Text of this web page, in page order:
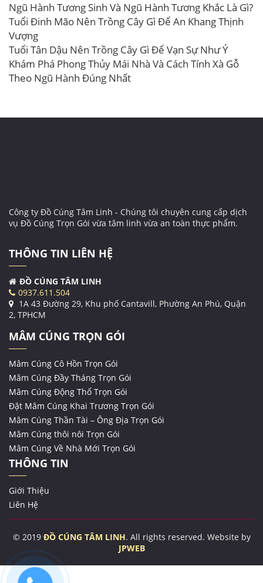
Ngũ Hành Tương Sinh Và Ngũ Hành Tương Khắc Là Gì?
Tuổi Đinh Mão Nên Trồng Cây Gì Để An Khang Thịnh
Vượng
Tuổi Tân Dậu Nên Trồng Cây Gì Để Vạn Sự Như Ý
Khám Phá Phong Thủy Mái Nhà Và Cách Tính Xà Gỗ
Theo Ngũ Hành Đúng Nhất
Công ty Đồ Cúng Tâm Linh - Chúng tôi chuyên cung cấp dịch
vụ Đồ Cúng Trọn Gói vừa tâm linh vừa an toàn thực phẩm.
THÔNG TIN LIÊN HỆ
ĐỒ CÚNG TÂM LINH
0937.611.504
1A 43 Đường 29, Khu phố Cantavill, Phường An Phú, Quận
2, TPHCM
MÂM CÚNG TRỌN GÓI
Mâm Cúng Cô Hồn Trọn Gói
Mâm Cúng Đầy Tháng Trọn Gói
Mâm Cúng Động Thổ Trọn Gói
Đặt Mâm Cúng Khai Trương Trọn Gói
Mâm Cúng Thần Tài – Ông Địa Trọn Gói
Mâm Cúng thôi nôi Trọn Gói
Mâm Cúng Về Nhà Mới Trọn Gói
THÔNG TIN
Giới Thiệu
Liên Hệ
© 2019 ĐỒ CÚNG TÂM LINH. All rights reserved. Website by
JPWEB